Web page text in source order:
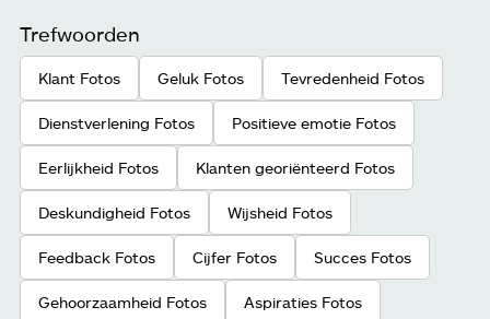
Trefwoorden
Klant Fotos Geluk Fotos Tevredenheid Fotos
Dienstverlening Fotos Positieve emotie Fotos
Eerlijkheid Fotos Klanten georiënteerd Fotos
Deskundigheid Fotos Wijsheid Fotos
Feedback Fotos Cijfer Fotos Succes Fotos
Gehoorzaamheid Fotos Aspiraties Fotos